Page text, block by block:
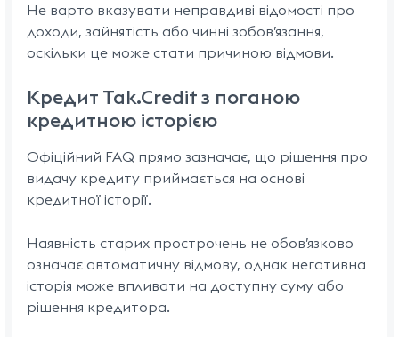
Не варто вказувати неправдиві відомості про
доходи, зайнятість або чинні зобов’язання,
оскільки це може стати причиною відмови.
Кредит Tak.Credit з поганою
кредитною історією
Офіційний FAQ прямо зазначає, що рішення про
видачу кредиту приймається на основі
кредитної історії.
Наявність старих прострочень не обов’язково
означає автоматичну відмову, однак негативна
історія може впливати на доступну суму або
рішення кредитора.